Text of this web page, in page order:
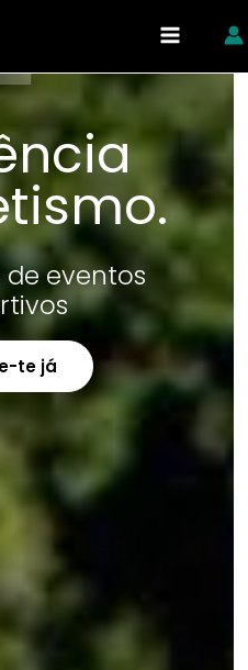
eventos
te já